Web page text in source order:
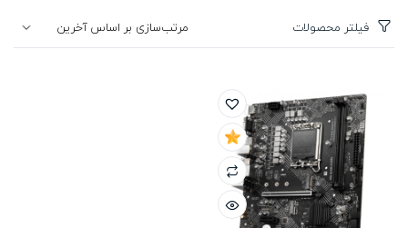
فیلتر محصولات